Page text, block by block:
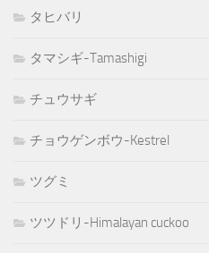
タヒバリ
タマシギ-Tamashigi
チュウサギ
チョウゲンボウ-Kestrel
ツグミ
ツツドリ-Himalayan cuckoo